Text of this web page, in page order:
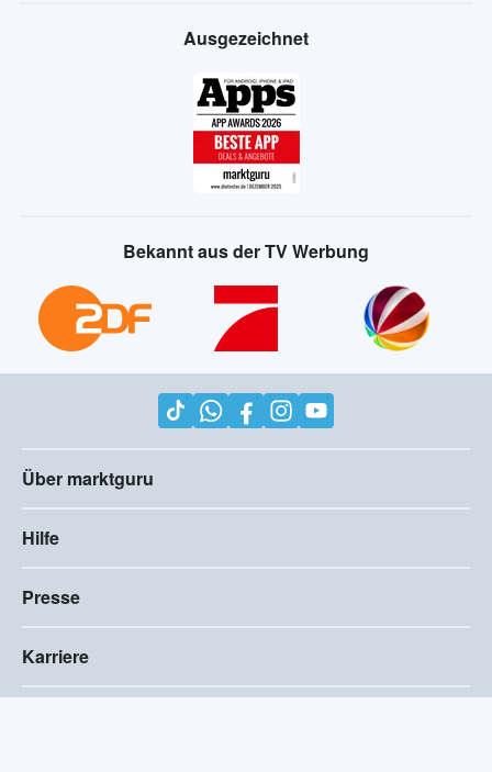
Ausgezeichnet
Bekannt aus der TV Werbung
Über marktguru
Hilfe
Presse
Karriere